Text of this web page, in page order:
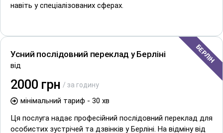
навіть у спеціалізованих сферах.
Усний послідовний переклад у Берліні
від
2000 грн / за годину
мінімальний тариф - 30 хв
Ця послуга надає професійний послідовний переклад для
особистих зустрічей та дзвінків у Берліні. На відміну від
БЕРЛІН